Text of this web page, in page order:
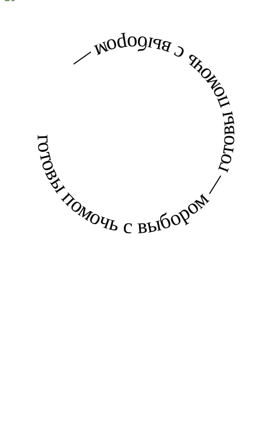
готовы помочь с выбором — готовы помочь с выбором —